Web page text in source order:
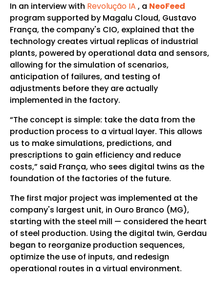
In an interview with Revolução IA , a NeoFeed
program supported by Magalu Cloud, Gustavo
França, the company's CIO, explained that the
technology creates virtual replicas of industrial
plants, powered by operational data and sensors,
allowing for the simulation of scenarios,
anticipation of failures, and testing of
adjustments before they are actually
implemented in the factory.
“The concept is simple: take the data from the
production process to a virtual layer. This allows
us to make simulations, predictions, and
prescriptions to gain efficiency and reduce
costs,” said França, who sees digital twins as the
foundation of the factories of the future.
The first major project was implemented at the
company's largest unit, in Ouro Branco (MG),
starting with the steel mill — considered the heart
of steel production. Using the digital twin, Gerdau
began to reorganize production sequences,
optimize the use of inputs, and redesign
operational routes in a virtual environment.